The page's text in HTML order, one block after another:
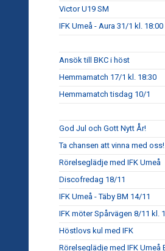
Victor U19 SM
IFK Umeå - Aura 31/1 kl. 18:00
Ansök till BKC i höst
Hemmamatch 17/1 kl. 18:30
Hemmamatch tisdag 10/1
God Jul och Gott Nytt År!
Ta chansen att vinna med oss!
Rörelseglädje med IFK Umeå
Discofredag 18/11
IFK Umeå - Täby BM 14/11
IFK möter Spårvägen 8/11 kl.
Höstlovs kul med IFK
Rörelseglädje med IFK Umeå